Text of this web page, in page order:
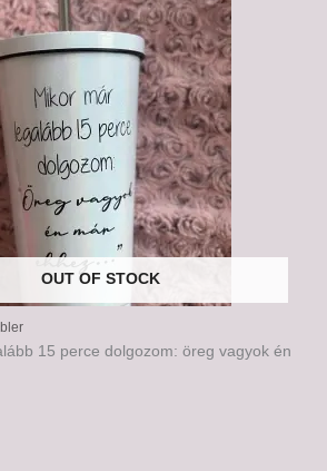
OUT OF STOCK
15 perce dolgozom: öreg vagyok én